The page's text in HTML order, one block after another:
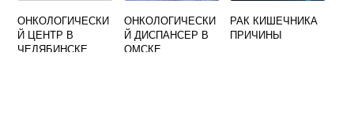
ОНКОЛОГИЧЕСКИ
Й ЦЕНТР В
ЧЕЛЯБИНСКЕ
ОНКОЛОГИЧЕСКИ
Й ДИСПАНСЕР В
ОМСКЕ
РАК КИШЕЧНИКА
ПРИЧИНЫ